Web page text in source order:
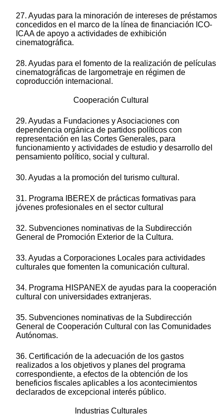
27. Ayudas para la minoración de intereses de préstamos
concedidos en el marco de la línea de financiación ICO-
ICAA de apoyo a actividades de exhibición
cinematográfica.
28. Ayudas para el fomento de la realización de películas
cinematográficas de largometraje en régimen de
coproducción internacional.
Cooperación Cultural
29. Ayudas a Fundaciones y Asociaciones con
dependencia orgánica de partidos políticos con
representación en las Cortes Generales, para
funcionamiento y actividades de estudio y desarrollo del
pensamiento político, social y cultural.
30. Ayudas a la promoción del turismo cultural.
31. Programa IBEREX de prácticas formativas para
jóvenes profesionales en el sector cultural
32. Subvenciones nominativas de la Subdirección
General de Promoción Exterior de la Cultura.
33. Ayudas a Corporaciones Locales para actividades
culturales que fomenten la comunicación cultural.
34. Programa HISPANEX de ayudas para la cooperación
cultural con universidades extranjeras.
35. Subvenciones nominativas de la Subdirección
General de Cooperación Cultural con las Comunidades
Autónomas.
36. Certificación de la adecuación de los gastos
realizados a los objetivos y planes del programa
correspondiente, a efectos de la obtención de los
beneficios fiscales aplicables a los acontecimientos
declarados de excepcional interés público.
Industrias Culturales